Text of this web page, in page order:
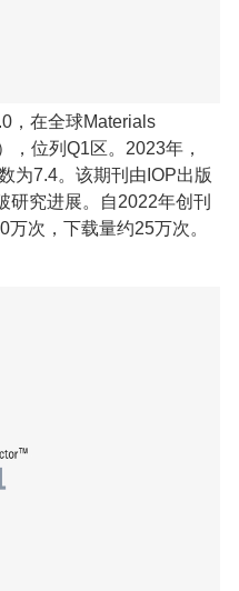
，在全球Materials
位列Q1区。2023年，
为7.4。该期刊由IOP出版
研究进展。自2022年创刊
次，下载量约25万次。